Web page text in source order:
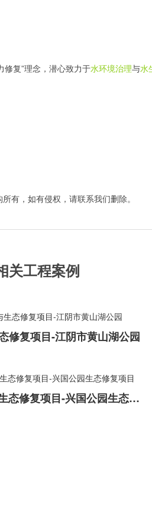
修复”理念，潜心致力于水环境治理与水
有，如有侵权，请联系我们删除。
关工程案例
修复项目-江阴市黄山湖公园
城市景观水体生态修复项目-兴国公园生态修复项目